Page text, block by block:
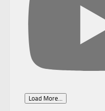
Load More...